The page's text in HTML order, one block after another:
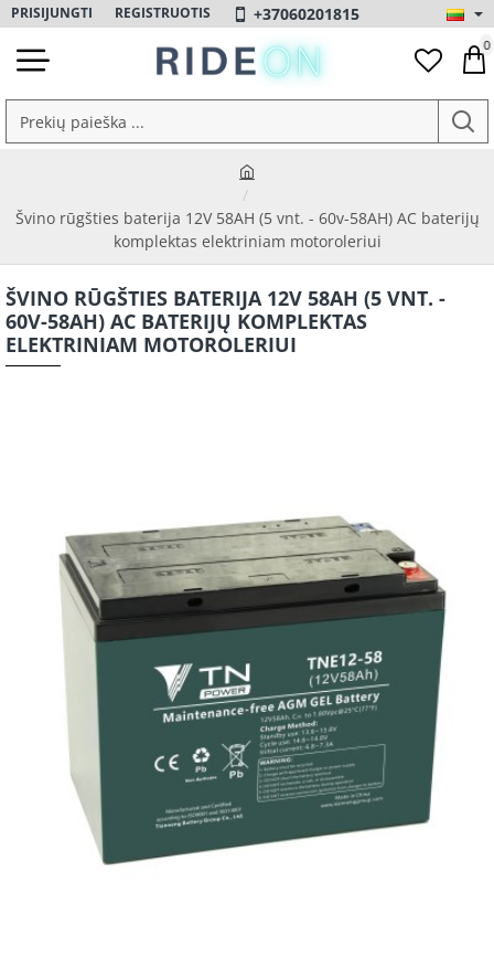
PRISIJUNGTI REGISTRUOTIS +37060201815
0
Prekių
h
o
m
Švino rūgšties baterija 12V 58AH (5 vnt. - 60v-58AH) AC baterijų
komplektas elektriniam motoroleriui
ŠVINO RŪGŠTIES BATERIJA 12V 58AH (5 VNT. -
60V-58AH) AC BATERIJŲ KOMPLEKTAS
ELEKTRINIAM MOTOROLERIUI